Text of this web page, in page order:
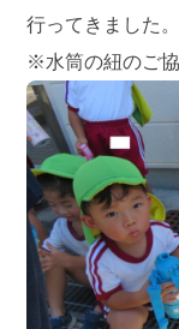
行ってきました。
※水筒の紐のご